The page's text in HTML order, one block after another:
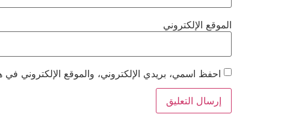
الموقع الإلكتروني
احفظ اسمي، بريدي الإلكتروني، والموقع الإلكتروني في